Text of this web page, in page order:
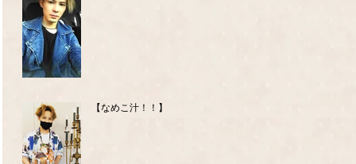
【なめこ汁！！】